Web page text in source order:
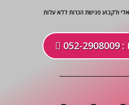
ולקבוע פגישת הכרות ללא עלות